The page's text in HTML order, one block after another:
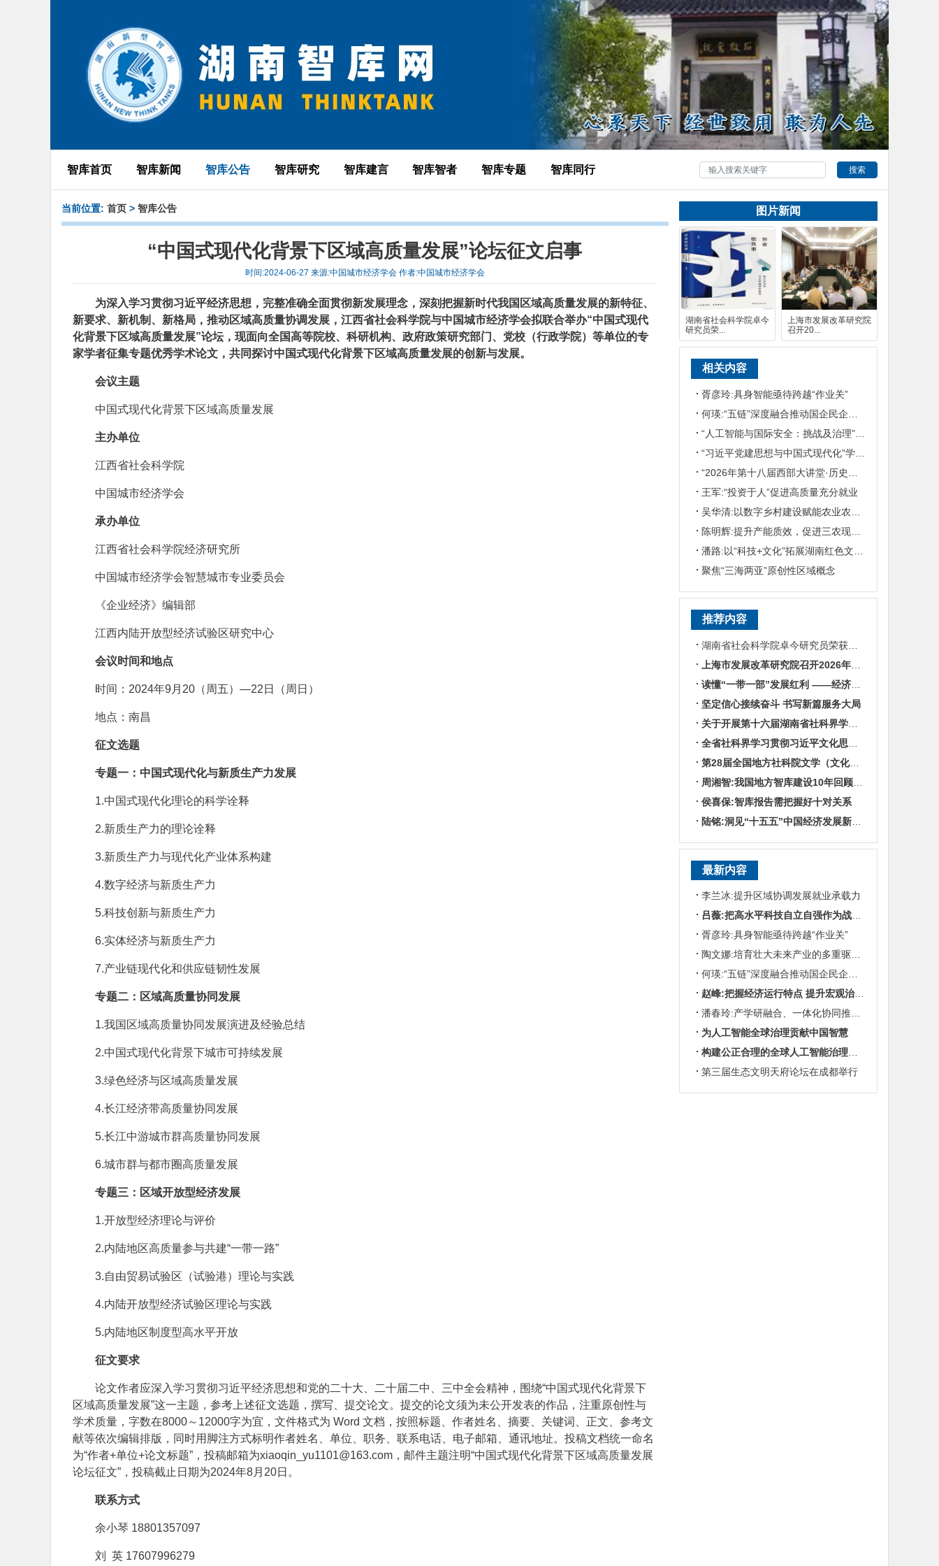
智库首页 智库新闻 智库公告 智库研究 智库建言 智库智者 智库专题 智库同行 搜索
当前位置: 首页 > 智库公告
“中国式现代化背景下区域高质量发展”论坛征文启事
时间:2024-06-27 来源:中国城市经济学会 作者:中国城市经济学会
为深入学习贯彻习近平经济思想，完整准确全面贯彻新发展理念，深刻把握新时代我国区域高质量发展的新特征、
新要求、新机制、新格局，推动区域高质量协调发展，江西省社会科学院与中国城市经济学会拟联合举办“中国式现代
化背景下区域高质量发展”论坛，现面向全国高等院校、科研机构、政府政策研究部门、党校（行政学院）等单位的专
家学者征集专题优秀学术论文，共同探讨中国式现代化背景下区域高质量发展的创新与发展。
会议主题
中国式现代化背景下区域高质量发展
主办单位
江西省社会科学院
中国城市经济学会
承办单位
江西省社会科学院经济研究所
中国城市经济学会智慧城市专业委员会
《企业经济》编辑部
江西内陆开放型经济试验区研究中心
会议时间和地点
时间：2024年9月20（周五）—22日（周日）
地点：南昌
征文选题
专题一：中国式现代化与新质生产力发展
1.中国式现代化理论的科学诠释
2.新质生产力的理论诠释
3.新质生产力与现代化产业体系构建
4.数字经济与新质生产力
5.科技创新与新质生产力
6.实体经济与新质生产力
7.产业链现代化和供应链韧性发展
专题二：区域高质量协同发展
1.我国区域高质量协同发展演进及经验总结
2.中国式现代化背景下城市可持续发展
3.绿色经济与区域高质量发展
4.长江经济带高质量协同发展
5.长江中游城市群高质量协同发展
6.城市群与都市圈高质量发展
专题三：区域开放型经济发展
1.开放型经济理论与评价
2.内陆地区高质量参与共建“一带一路”
3.自由贸易试验区（试验港）理论与实践
4.内陆开放型经济试验区理论与实践
5.内陆地区制度型高水平开放
征文要求
论文作者应深入学习贯彻习近平经济思想和党的二十大、二十届二中、三中全会精神，围绕“中国式现代化背景下
区域高质量发展”这一主题，参考上述征文选题，撰写、提交论文。提交的论文须为未公开发表的作品，注重原创性与
学术质量，字数在8000～12000字为宜，文件格式为 Word 文档，按照标题、作者姓名、摘要、关键词、正文、参考文
献等依次编辑排版，同时用脚注方式标明作者姓名、单位、职务、联系电话、电子邮箱、通讯地址。投稿文档统一命名
为“作者+单位+论文标题”，投稿邮箱为xiaoqin_yu1101@163.com，邮件主题注明“中国式现代化背景下区域高质量发展
论坛征文”，投稿截止日期为2024年8月20日。
联系方式
余小琴 18801357097
刘 英 17607996279
图片新闻
湖南省社会科学院卓今
研究员荣...
上海市发展改革研究院
召开20...
相关内容
胥彦玲:具身智能亟待跨越“作业关”
“人工智能与国际安全：挑战及治理”国际学术研讨会在京召开
“习近平党建思想与中国式现代化”学术研讨会在华东政法大学举行
王军:“投资于人”促进高质量充分就业
陈明辉:提升产能质效，促进三农现代化发展
聚焦“三海两亚”原创性区域概念
推荐内容
湖南省社会科学院卓今研究员荣获第九届鲁迅文学奖
上海市发展改革研究院召开2026年半年度工作会议
读懂“一带一部”发展红利 ——经济学专家谈湖南区位优势
坚定信心接续奋斗 书写新篇服务大局
关于开展第十六届湖南省社科界学术年会征文活动的通知
第28届全国地方社科院文学（文化）所所长联席会暨“数智时代地方文化IP建设”学术研讨
周湘智:我国地方智库建设10年回顾与展望
侯喜保:智库报告需把握好十对关系
陆铭:洞见“十五五”中国经济发展新趋势——对话上海交通大学中国发展研究院执行院长陆铭
最新内容
李兰冰:提升区域协调发展就业承载力
吕薇:把高水平科技自立自强作为战略支撑
胥彦玲:具身智能亟待跨越“作业关”
陶文娜:培育壮大未来产业的多重驱动机制
何瑛:“五链”深度融合推动国企民企协同发展
赵峰:把握经济运行特点 提升宏观治理效能
潘春玲:产学研融合、一体化协同推动农业科技创新
为人工智能全球治理贡献中国智慧
构建公正合理的全球人工智能治理体系
第三届生态文明天府论坛在成都举行